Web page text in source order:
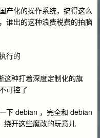
产化的操作系统，搞得这么
谁出的这种浪费税费的拍脑
行的
这种打着深度定制化的旗
可控了
下 debian ，完全和 debian
绕开这些魔改的玩意儿